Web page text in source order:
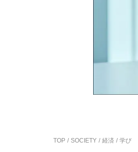
TOP SOCIETY 経済 学び